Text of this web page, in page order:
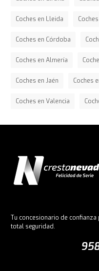
Coches en Lleida
Coches en Córdoba
Coches en Almería
Coches en Jaén Coches
Coches en Valencia
Tu concesionario de
total seguridad.